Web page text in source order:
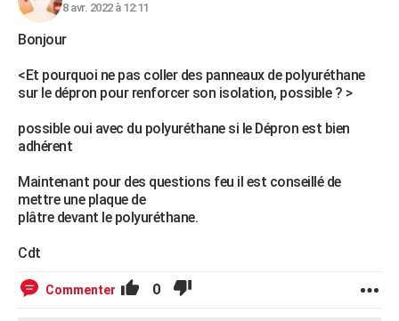
8 avr. 2022 à 12:11
Bonjour
<Et pourquoi ne pas coller des panneaux de polyuréthane
sur le dépron pour renforcer son isolation, possible ? >
possible oui avec du polyuréthane si le Dépron est bien
adhérent
Maintenant pour des questions feu il est conseillé de
mettre une plaque de
plâtre devant le polyuréthane.
Cdt
Commenter 0